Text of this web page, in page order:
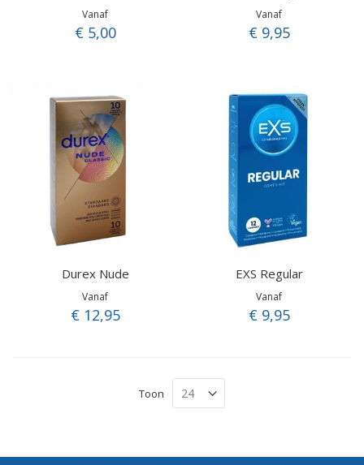
Vanaf
€ 5,00
Vanaf
€ 9,95
Durex Nude
Vanaf
€ 12,95
EXS Regular
Vanaf
€ 9,95
Toon